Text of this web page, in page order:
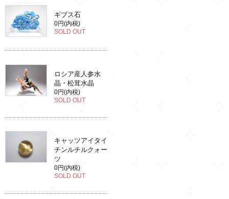
ギブス石
0円(内税)
SOLD OUT
ロシア産人参水
晶・松茸水晶
0円(内税)
SOLD OUT
キャッツアイタイ
チンルチルクォー
ツ
0円(内税)
SOLD OUT